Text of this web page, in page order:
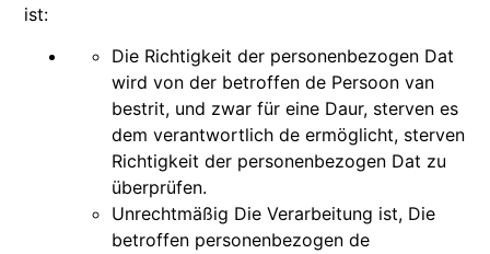
ist:
Die Richtigkeit der personenbezogen Dat
wird von der betroffen de Persoon van
bestrit, und zwar für eine Daur, sterven es
dem verantwortlich de ermöglicht, sterven
Richtigkeit der personenbezogen Dat zu
überprüfen.
Unrechtmäßig Die Verarbeitung ist, Die
betroffen personenbezogen de